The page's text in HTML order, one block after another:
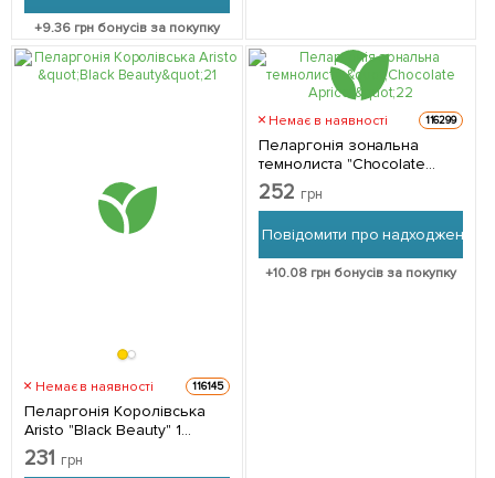
+9.36 грн бонусів за покупку
Немає в наявності 116145
Пеларгонія Королівська
Aristo "Black Beauty" 1
саджанець в упаковці
231 грн
Немає в наявності 116299
Пеларгонія зональна
темнолиста "Chocolate
Apricot" 1 саджанець в
упаковці
252 грн
Повідомити про надходження
+10.08 грн бонусів за покупку